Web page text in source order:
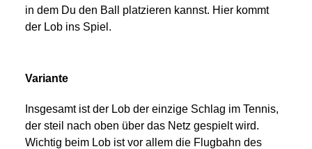
in dem Du den Ball platzieren kannst. Hier kommt
der Lob ins Spiel.
Variante
Insgesamt ist der Lob der einzige Schlag im Tennis,
der steil nach oben über das Netz gespielt wird.
Wichtig beim Lob ist vor allem die Flugbahn des